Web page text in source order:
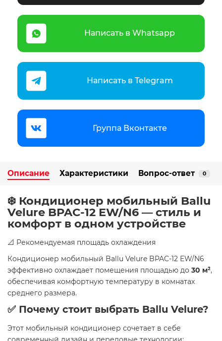
Написать в Whatsapp
Написать в Telegram
Группа Вконтакте
Описание Характеристики Вопрос-ответ 0
❄️ Кондиционер мобильный Ballu
Velure BPAC-12 EW/N6 — стиль и
комфорт в одном устройстве
​📐 Рекомендуемая площадь охлаждения
Кондиционер мобильный Ballu Velure BPAC-12 EW/N6
эффективно охлаждает помещения площадью до 30 м²,
обеспечивая комфортную температуру в комнатах
среднего размера. ​
✅ Почему стоит выбрать Ballu Velure?
Этот мобильный кондиционер сочетает в себе